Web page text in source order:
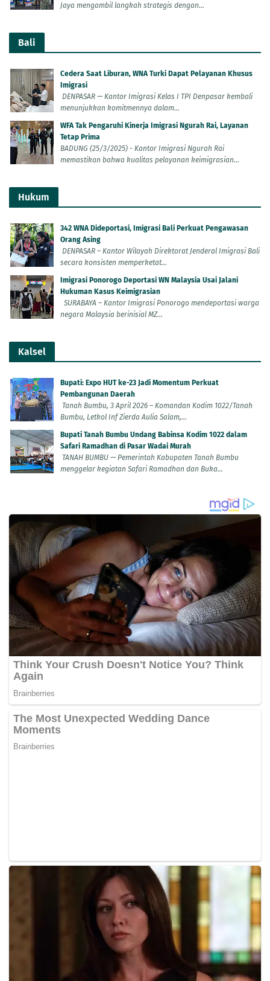
Jaya mengambil langkah strategis dengan...
Bali
Cedera Saat Liburan, WNA Turki Dapat Pelayanan Khusus
Imigrasi
DENPASAR — Kantor Imigrasi Kelas I TPI Denpasar kembali
menunjukkan komitmennya dalam...
WFA Tak Pengaruhi Kinerja Imigrasi Ngurah Rai, Layanan
Tetap Prima
BADUNG (25/3/2025) - Kantor Imigrasi Ngurah Rai
memastikan bahwa kualitas pelayanan keimigrasian...
Hukum
342 WNA Dideportasi, Imigrasi Bali Perkuat Pengawasan
Orang Asing
DENPASAR – Kantor Wilayah Direktorat Jenderal Imigrasi Bali
secara konsisten memperketat...
Imigrasi Ponorogo Deportasi WN Malaysia Usai Jalani
Hukuman Kasus Keimigrasian
SURABAYA – Kantor Imigrasi Ponorogo mendeportasi warga
negara Malaysia berinisial MZ...
Kalsel
Bupati: Expo HUT ke-23 Jadi Momentum Perkuat
Pembangunan Daerah
Tanah Bumbu, 3 April 2026 – Komandan Kodim 1022/Tanah
Bumbu, Letkol Inf Zierda Aulia Salam,...
Bupati Tanah Bumbu Undang Babinsa Kodim 1022 dalam
Safari Ramadhan di Pasar Wadai Murah
TANAH BUMBU — Pemerintah Kabupaten Tanah Bumbu
menggelar kegiatan Safari Ramadhan dan Buka...